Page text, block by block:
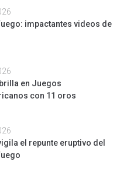
impactantes videos de
en Juegos
con 11 oros
el repunte eruptivo del